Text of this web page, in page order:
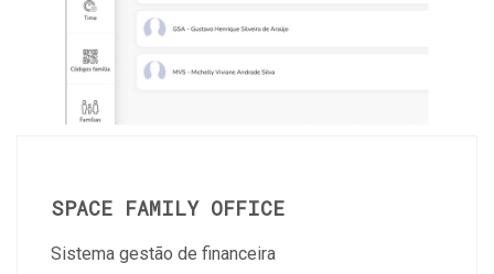
SPACE FAMILY OFFICE
Sistema gestão de financeira